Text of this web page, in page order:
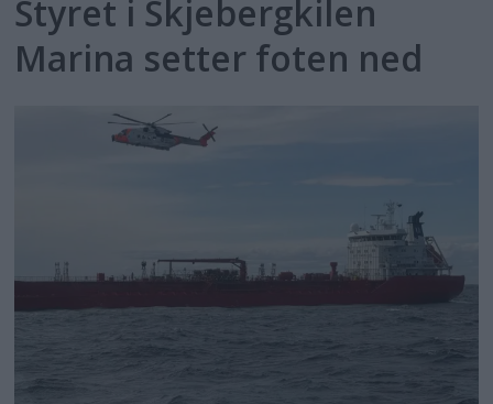
Styret i Skjebergkilen
Marina setter foten ned